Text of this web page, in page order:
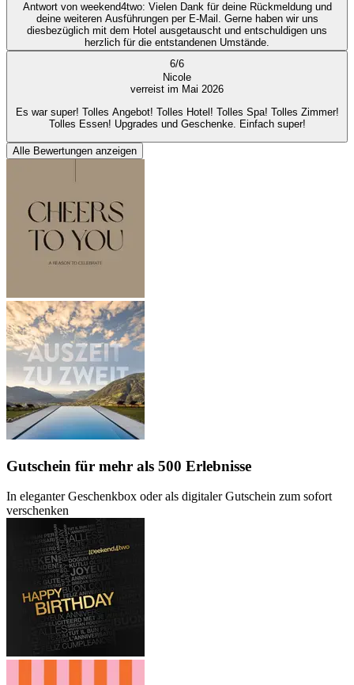
Antwort von weekend4two: Vielen Dank für deine Rückmeldung und
deine weiteren Ausführungen per E-Mail. Gerne haben wir uns
diesbezüglich mit dem Hotel ausgetauscht und entschuldigen uns
herzlich für die entstandenen Umstände.
6/6
Nicole
verreist im Mai 2026
Es war super! Tolles Angebot! Tolles Hotel! Tolles Spa! Tolles Zimmer!
Tolles Essen! Upgrades und Geschenke. Einfach super!
Alle Bewertungen anzeigen
Gutschein für mehr als 500 Erlebnisse
In eleganter Geschenkbox oder als digitaler Gutschein zum sofort
verschenken